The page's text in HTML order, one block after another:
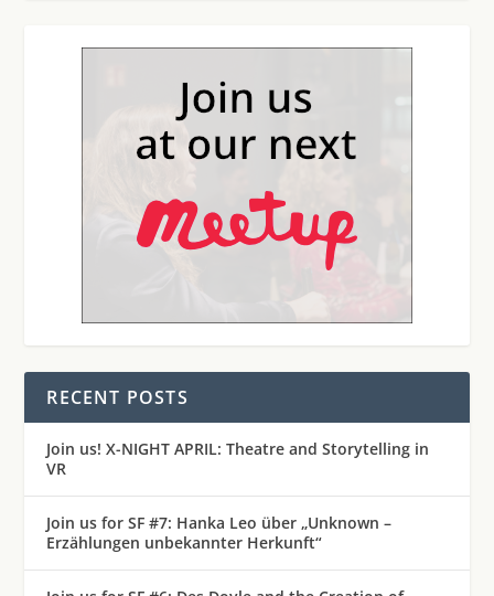
RECENT POSTS
Join us! X-NIGHT APRIL: Theatre and Storytelling in
VR
Join us for SF #7: Hanka Leo über „Unknown –
Erzählungen unbekannter Herkunft“